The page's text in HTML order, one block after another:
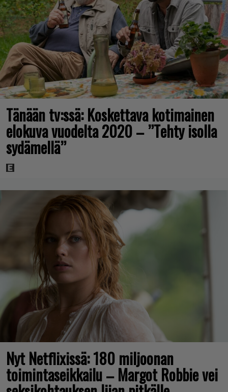
Tänään tv:ssä: Koskettava kotimainen
elokuva vuodelta 2020 – ”Tehty isolla
sydämellä”
Nyt Netflixissä: 180 miljoonan
toimintaseikkailu – Margot Robbie vei